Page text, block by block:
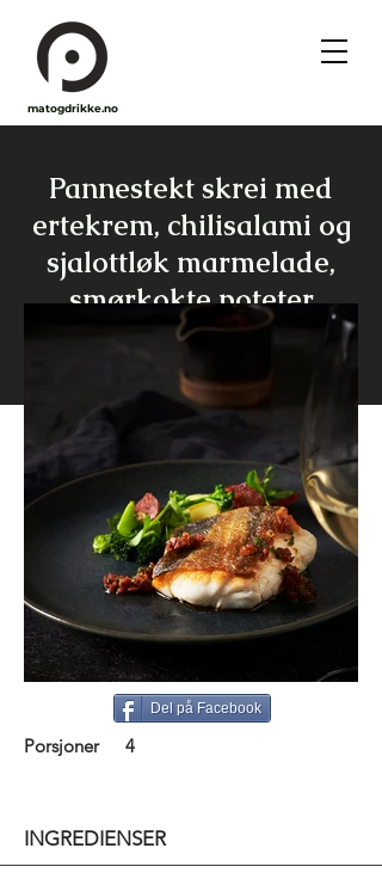
matogdrikke.no
Pannestekt skrei med
ertekrem, chilisalami og
sjalottløk marmelade,
smørkokte poteter
Del på Facebook
Porsjoner 4
INGREDIENSER